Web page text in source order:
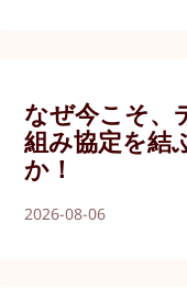
なぜ今こそ、
組み協定を結
か！
2026-08-06